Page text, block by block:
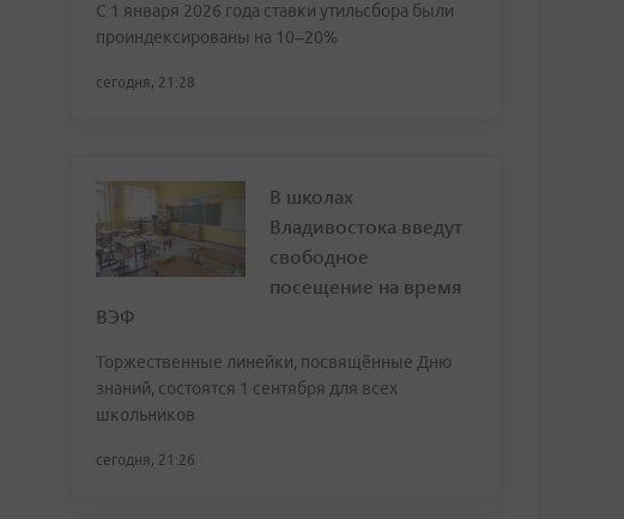
С 1 января 2026 года ставки утильсбора были
проиндексированы на 10–20%
сегодня, 21:28
В школах
Владивостока введут
свободное
посещение на время
ВЭФ
Торжественные линейки, посвящённые Дню
знаний, состоятся 1 сентября для всех
школьников
сегодня, 21:26